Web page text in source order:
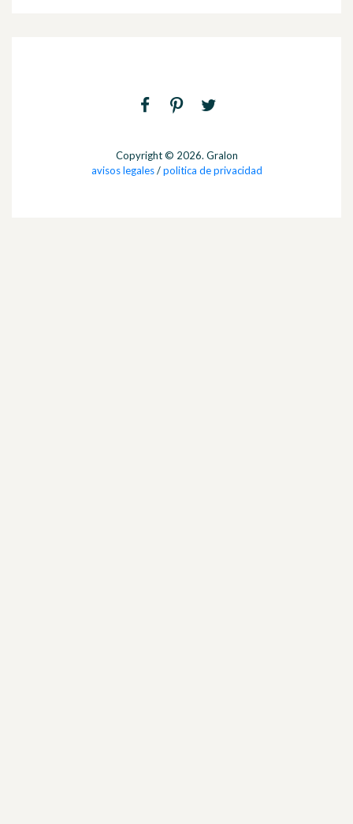
Copyright © 2026. Gralon
avisos legales/politica de privacidad